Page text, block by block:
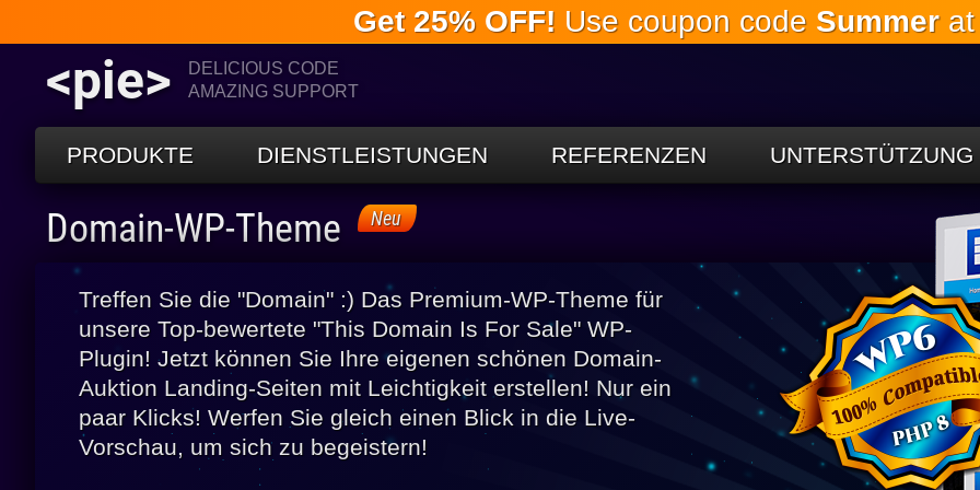
Springe
zum
Get 25% OFF! Use coupon code Summerat
<pie>
DELICIOUS CODE
AMAZING SUPPORT
PRODUKTE DIENSTLEISTUNGEN REFERENZEN UNTERSTÜTZUNG
Domain-WP-Theme Neu
Treffen Sie die "Domain" :) Das Premium-WP-Theme für
unsere Top-bewertete "This Domain Is For Sale" WP-
Plugin! Jetzt können Sie Ihre eigenen schönen Domain-
Auktion Landing-Seiten mit Leichtigkeit erstellen! Nur ein
paar Klicks! Werfen Sie gleich einen Blick in die Live-
Vorschau, um sich zu begeistern!